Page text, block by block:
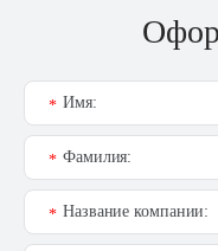
Имя:
*
Фамилия:
*
Название компании:
*